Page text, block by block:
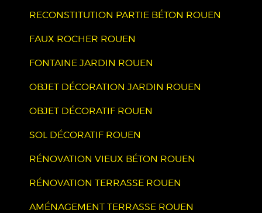
RECONSTITUTION PARTIE BÉTON ROUEN
FAUX ROCHER ROUEN
FONTAINE JARDIN ROUEN
OBJET DÉCORATION JARDIN ROUEN
OBJET DÉCORATIF ROUEN
SOL DÉCORATIF ROUEN
RÉNOVATION VIEUX BÉTON ROUEN
RÉNOVATION TERRASSE ROUEN
AMÉNAGEMENT TERRASSE ROUEN